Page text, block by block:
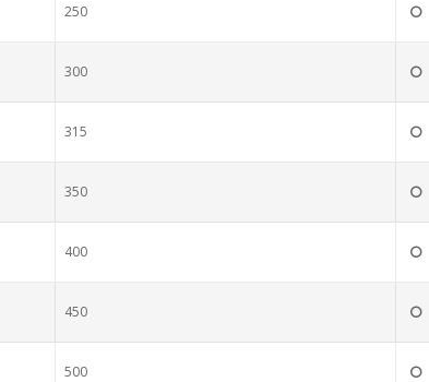
250
300
315
350
400
450
500